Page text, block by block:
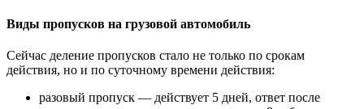
Виды пропусков на грузовой автомобиль
Сейчас деление пропусков стало не только по срокам
действия, но и по суточному времени действия:
разовый пропуск — действует 5 дней, ответ после